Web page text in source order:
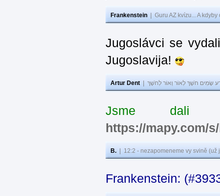
Frankenstein Guru AZ kvízu... A
Jugoslávci se
Jugoslavija!
Artur Dent שָׂמִים חֹשֶׁךְ לְאוֹר וְאוֹר לְחֹשֶׁךְ
Jsme dali
https://mapy.com/
B. 12:2 - nezapomeneme vy svině
Frankenstein: